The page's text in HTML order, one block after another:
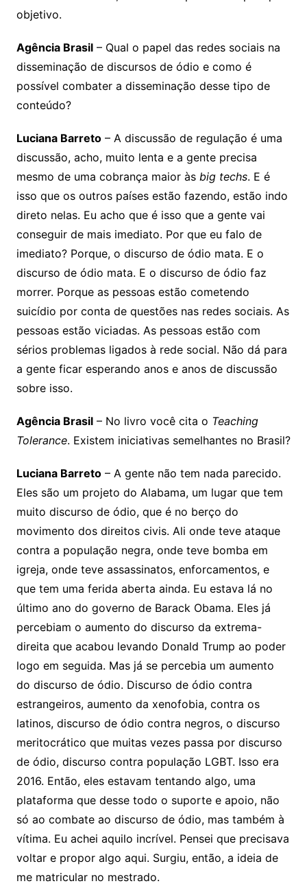
objetivo.
Agência Brasil– Qual o papel das redes sociais na
disseminação de discursos de ódio e como é
possível combater a disseminação desse tipo de
conteúdo?
Luciana Barreto– A discussão de regulação é uma
discussão, acho, muito lenta e a gente precisa
mesmo de uma cobrança maior às big techs. E é
isso que os outros países estão fazendo, estão indo
direto nelas. Eu acho que é isso que a gente vai
conseguir de mais imediato. Por que eu falo de
imediato? Porque, o discurso de ódio mata. E o
discurso de ódio mata. E o discurso de ódio faz
morrer. Porque as pessoas estão cometendo
suicídio por conta de questões nas redes sociais. As
pessoas estão viciadas. As pessoas estão com
sérios problemas ligados à rede social. Não dá para
a gente ficar esperando anos e anos de discussão
sobre isso.
Agência Brasil– No livro você cita o Teaching
Tolerance. Existem iniciativas semelhantes no Brasil?
Luciana Barreto– A gente não tem nada parecido.
Eles são um projeto do Alabama, um lugar que tem
muito discurso de ódio, que é no berço do
movimento dos direitos civis. Ali onde teve ataque
contra a população negra, onde teve bomba em
igreja, onde teve assassinatos, enforcamentos, e
que tem uma ferida aberta ainda. Eu estava lá no
último ano do governo de Barack Obama. Eles já
percebiam o aumento do discurso da extrema-
direita que acabou levando Donald Trump ao poder
logo em seguida. Mas já se percebia um aumento
do discurso de ódio. Discurso de ódio contra
estrangeiros, aumento da xenofobia, contra os
latinos, discurso de ódio contra negros, o discurso
meritocrático que muitas vezes passa por discurso
de ódio, discurso contra população LGBT. Isso era
2016. Então, eles estavam tentando algo, uma
plataforma que desse todo o suporte e apoio, não
só ao combate ao discurso de ódio, mas também à
vítima. Eu achei aquilo incrível. Pensei que precisava
voltar e propor algo aqui. Surgiu, então, a ideia de
me matricular no mestrado.